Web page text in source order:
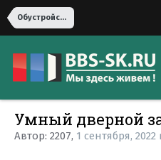
Обустройство дома
Умный дверной
Автор: 2207, 1 сентября, 2022